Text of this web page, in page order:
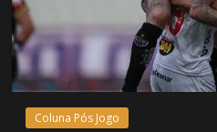
Coluna Pós Jogo